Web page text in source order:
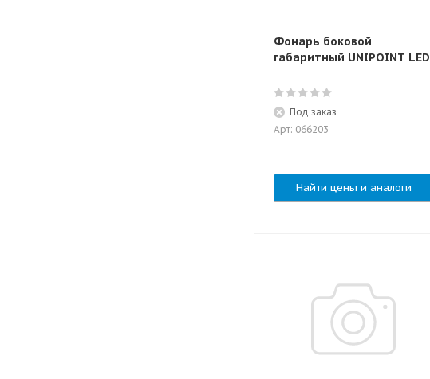
Фонарь боковой
габаритный UNIPOINT LED
Под заказ
Арт: 066203
Найти цены и аналоги